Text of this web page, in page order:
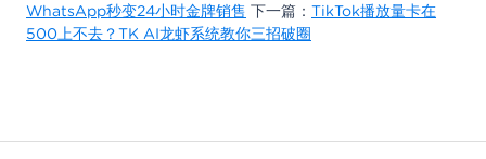
WhatsApp秒变24小时金牌销售 下一篇： TikTok播放量卡在
500上不去？TK AI龙虾系统教你三招破圈